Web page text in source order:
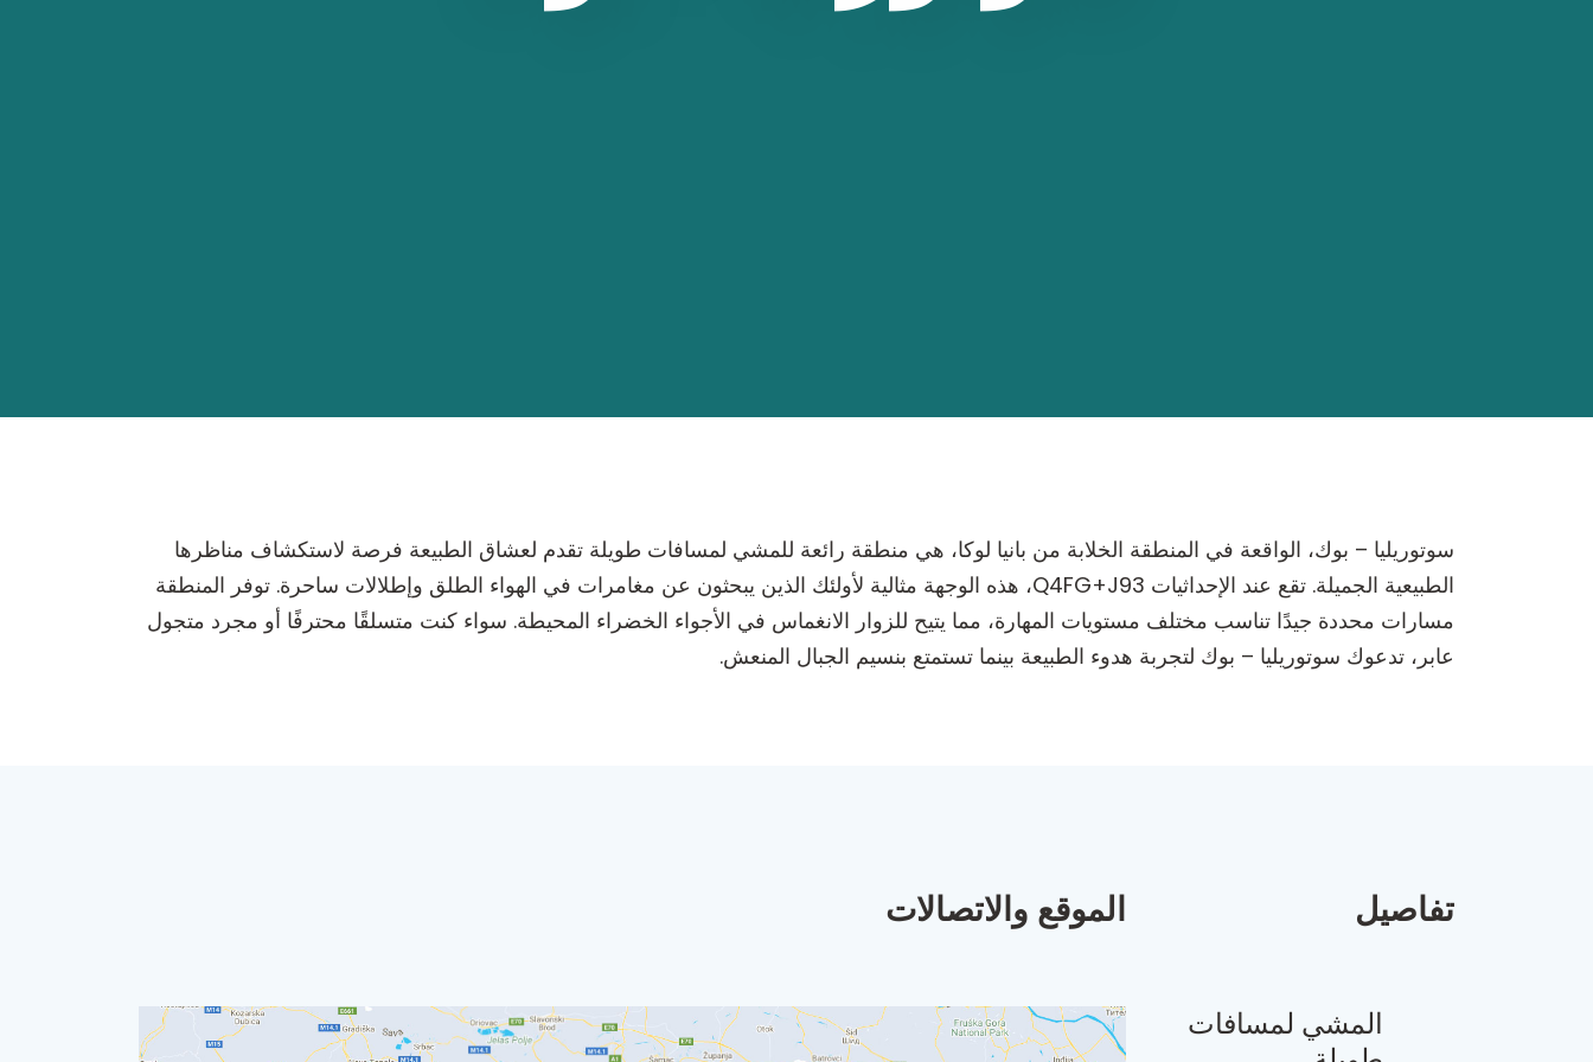
سوتوريليا – بوك، الواقعة في المنطقة الخلابة من بانيا لوكا، هي منطقة رائعة للمشي لمسافات طويلة تقدم لعشاق الطبيعة فرصة لاستكشاف مناظرها
الطبيعية الجميلة. تقع عند الإحداثيات Q4FG+J93، هذه الوجهة مثالية لأولئك الذين يبحثون عن مغامرات في الهواء الطلق وإطلالات ساحرة. توفر المنطقة
مسارات محددة جيدًا تناسب مختلف مستويات المهارة، مما يتيح للزوار الانغماس في الأجواء الخضراء المحيطة. سواء كنت متسلقًا محترفًا أو مجرد متجول
عابر، تدعوك سوتوريليا – بوك لتجربة هدوء الطبيعة بينما تستمتع بنسيم الجبال المنعش.
تفاصيل
المشي لمسافات
الموقع والاتصالات